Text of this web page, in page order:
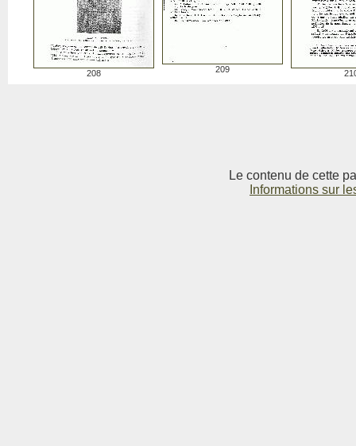
208 209
Le contenu de cette
Informations sur